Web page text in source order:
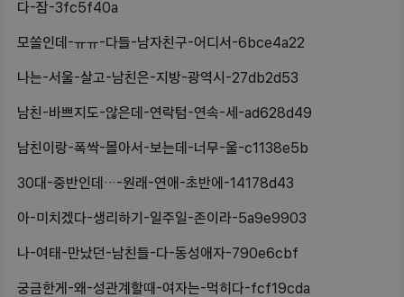
다-잠-3fc5f40a
모쏠인데-ㅠㅠ-다들-남자친구-어디서-6bce4a22
나는-서울-살고-남친은-지방-광역시-27db2d53
남친-바쁘지도-않은데-연락텀-연속-세-ad628d49
남친이랑-폭싹-몰아서-보는데-너무-울-c1138e5b
30대-중반인데…-원래-연애-초반에-14178d43
아-미치겠다-생리하기-일주일-존이라-5a9e9903
나-여태-만났던-남친들-다-동성애자-790e6cbf
궁금한게-왜-성관계할때-여자는-먹히다-fcf19cda